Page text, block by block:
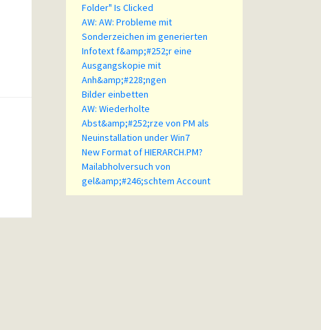
Folder" Is Clicked
AW: AW: Probleme mit
Sonderzeichen im generierten
Infotext f&amp;#252;r eine
Ausgangskopie mit
Anh&amp;#228;ngen
Bilder einbetten
AW: Wiederholte
Abst&amp;#252;rze von PM als
Neuinstallation under Win7
New Format of HIERARCH.PM?
Mailabholversuch von
gel&amp;#246;schtem Account